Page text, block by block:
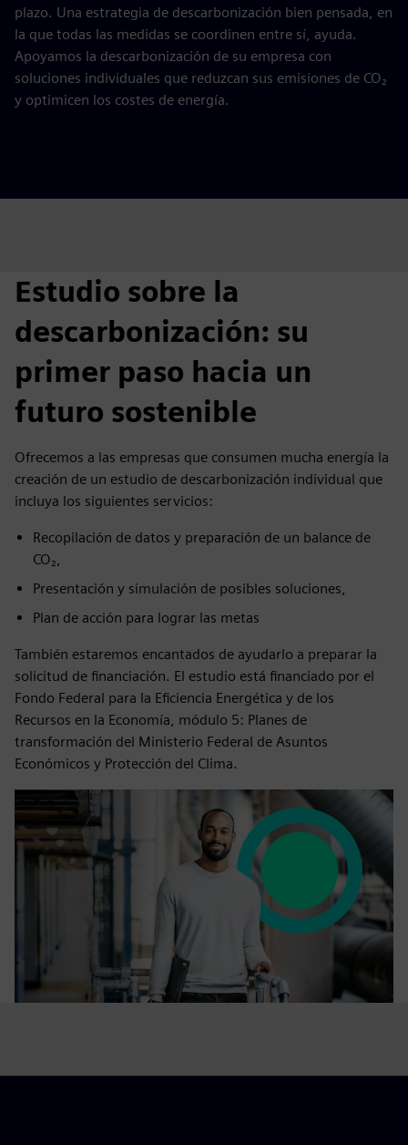
plazo. Una estrategia de descarbonización bien pensada, en
la que todas las medidas se coordinen entre sí, ayuda.
Apoyamos la descarbonización de su empresa con
soluciones individuales que reduzcan sus emisiones de CO₂
y optimicen los costes de energía.
Estudio sobre la
descarbonización: su
primer paso hacia un
futuro sostenible
Ofrecemos a las empresas que consumen mucha energía la
creación de un estudio de descarbonización individual que
incluya los siguientes servicios:
Recopilación de datos y preparación de un balance de
CO₂,
Presentación y simulación de posibles soluciones,
Plan de acción para lograr las metas
También estaremos encantados de ayudarlo a preparar la
solicitud de financiación. El estudio está financiado por el
Fondo Federal para la Eficiencia Energética y de los
Recursos en la Economía, módulo 5: Planes de
transformación del Ministerio Federal de Asuntos
Económicos y Protección del Clima.